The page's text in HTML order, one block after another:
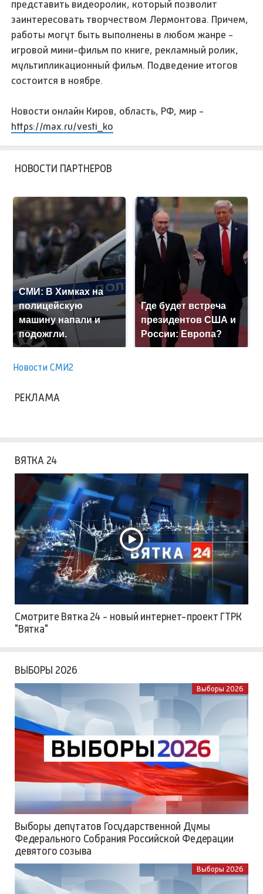
представить видеоролик, который позволит
заинтересовать творчеством Лермонтова. Причем,
работы могут быть выполнены в любом жанре -
игровой мини-фильм по книге, рекламный ролик,
мультипликационный фильм. Подведение итогов
состоится в ноябре.
Новости онлайн Киров, область, РФ, мир -
https://max.ru/vesti_ko
НОВОСТИ ПАРТНЕРОВ
СМИ: В Химках на
полицейскую
машину напали и
подожгли.
Где будет встреча
президентов США и
России: Европа?
Новости СМИ2
РЕКЛАМА
ВЯТКА 24
Смотрите Вятка 24 - новый интернет-проект ГТРК
"Вятка"
ВЫБОРЫ 2026
Выборы 2026
Выборы депутатов Государственной Думы
Федерального Собрания Российской Федерации
девятого созыва
Выборы 2026